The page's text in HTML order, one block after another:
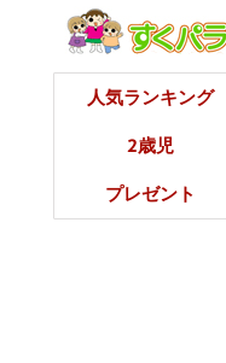
人気ランキング
2歳児
プレゼント